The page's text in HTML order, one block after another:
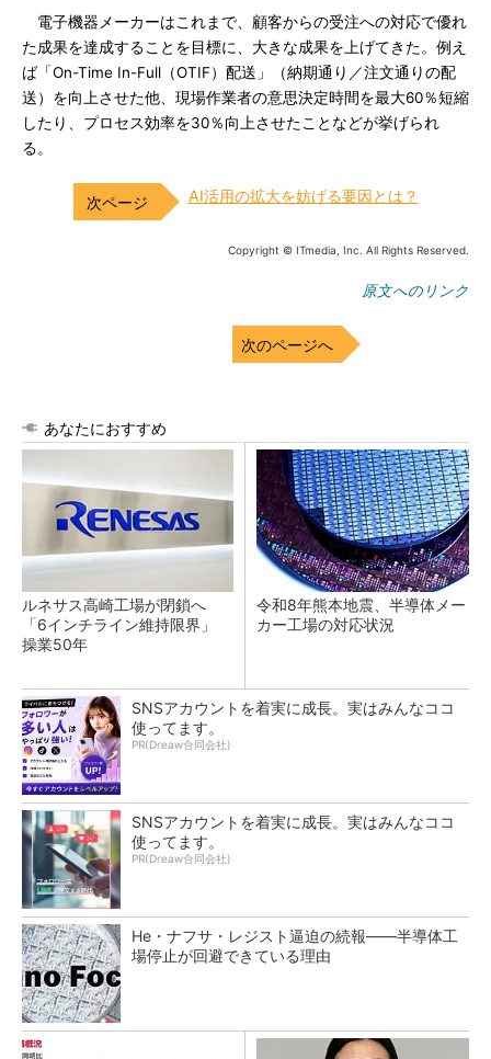
電子機器メーカーはこれまで、顧客からの受注への対応で優れ
た成果を達成することを目標に、大きな成果を上げてきた。例え
ば「On-Time In-Full（OTIF）配送」（納期通り／注文通りの配
送）を向上させた他、現場作業者の意思決定時間を最大60％短縮
したり、プロセス効率を30％向上させたことなどが挙げられ
る。
AI活用の拡大を妨げる要因とは？
Copyright © ITmedia, Inc. All Rights Reserved.
原文へのリンク
次のページへ
あなたにおすすめ
ルネサス高崎工場が閉鎖へ
「6インチライン維持限界」
操業50年
令和8年熊本地震、半導体メー
カー工場の対応状況
SNSアカウントを着実に成長。実はみんなココ
使ってます。
PR(Dreaw合同会社)
SNSアカウントを着実に成長。実はみんなココ
使ってます。
PR(Dreaw合同会社)
He・ナフサ・レジスト逼迫の続報――半導体工
場停止が回避できている理由